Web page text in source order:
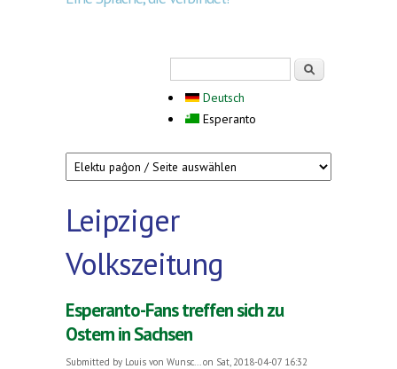
Deutsch
Esperanto
Leipziger
Volkszeitung
Esperanto-Fans treffen sich zu
Ostern in Sachsen
Submitted by Louis von Wunsc... on Sat, 2018-04-07 16:32